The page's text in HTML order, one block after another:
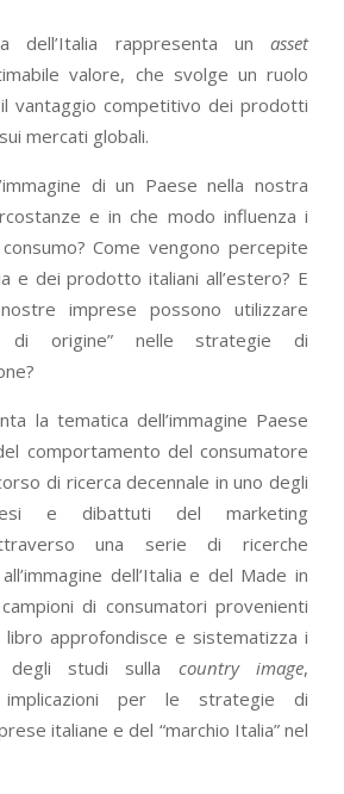
dell’Italia rappresenta un asset
valore, che svolge un ruolo
vantaggio competitivo dei prodotti
mercati globali.
di un Paese nella nostra
e in che modo influenza i
Come vengono percepite
e dei prodotto italiani all’estero? E
imprese possono utilizzare
di origine” nelle strategie di
la tematica dell’immagine Paese
comportamento del consumatore
di ricerca decennale in uno degli
e dibattuti del marketing
una serie di ricerche
dell’Italia e del Made in
di consumatori provenienti
approfondisce e sistematizza i
degli studi sulla country image,
implicazioni per le strategie di
italiane e del “marchio Italia” nel